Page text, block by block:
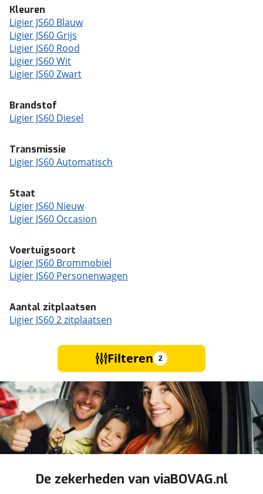
Kleuren
Ligier JS60 Blauw
Ligier JS60 Grijs
Ligier JS60 Rood
Ligier JS60 Wit
Ligier JS60 Zwart
Brandstof
Ligier JS60 Diesel
Transmissie
Ligier JS60 Automatisch
Staat
Ligier JS60 Nieuw
Ligier JS60 Occasion
Voertuigsoort
Ligier JS60 Brommobiel
Ligier JS60 Personenwagen
Aantal zitplaatsen
Ligier JS60 2 zitplaatsen
Filteren 2
De zekerheden van viaBOVAG.nl